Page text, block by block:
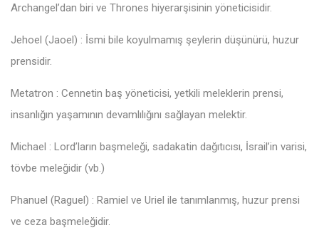
Archangel’dan biri ve Thrones hiyerarşisinin yöneticisidir.
Jehoel (Jaoel) : İsmi bile koyulmamış şeylerin düşünürü, huzur
prensidir.
Metatron : Cennetin baş yöneticisi, yetkili meleklerin prensi,
insanlığın yaşamının devamlılığını sağlayan melektir.
Michael : Lord’ların başmeleği, sadakatin dağıtıcısı, İsrail’in varisi,
tövbe meleğidir (vb.)
Phanuel (Raguel) : Ramiel ve Uriel ile tanımlanmış, huzur prensi
ve ceza başmeleğidir.